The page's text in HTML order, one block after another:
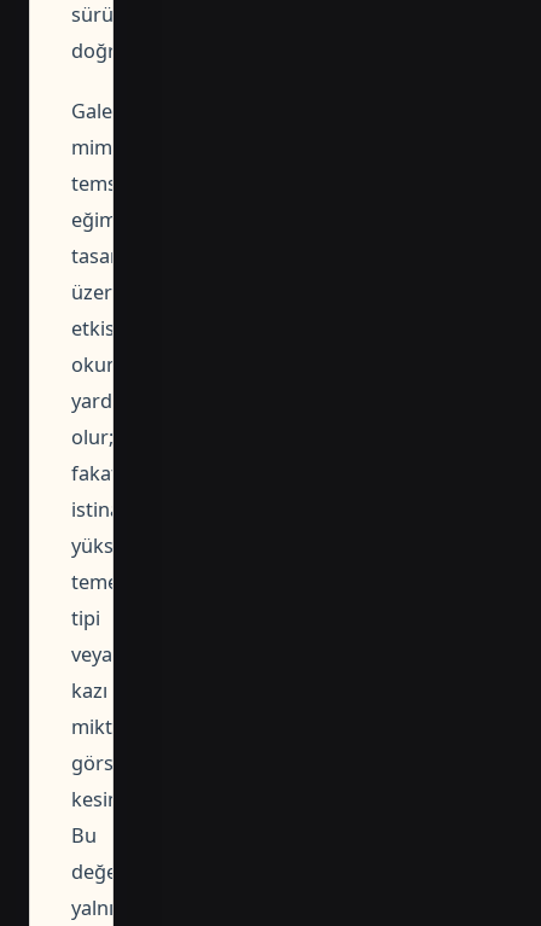
sürümünde
doğrulanmalıdır.
Galerideki
mimari
temsil,
eğimin
tasarım
üzerindeki
etkisini
okumaya
yardımcı
olur;
fakat
istinat
yüksekliği,
temel
tipi
veya
kazı
miktarı
görselden
kesinleştirilemez.
Bu
değerler
yalnızca